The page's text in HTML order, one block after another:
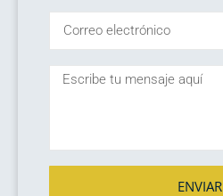
ENVIAR